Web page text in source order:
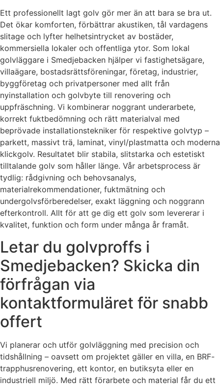
Ett professionellt lagt golv gör mer än att bara se bra ut.
Det ökar komforten, förbättrar akustiken, tål vardagens
slitage och lyfter helhetsintrycket av bostäder,
kommersiella lokaler och offentliga ytor. Som lokal
golvläggare i Smedjebacken hjälper vi fastighetsägare,
villaägare, bostadsrättsföreningar, företag, industrier,
byggföretag och privatpersoner med allt från
nyinstallation och golvbyte till renovering och
uppfräschning. Vi kombinerar noggrant underarbete,
korrekt fuktbedömning och rätt materialval med
beprövade installationstekniker för respektive golvtyp –
parkett, massivt trä, laminat, vinyl/plastmatta och moderna
klickgolv. Resultatet blir stabila, slitstarka och estetiskt
tilltalande golv som håller länge. Vår arbetsprocess är
tydlig: rådgivning och behovsanalys,
materialrekommendationer, fuktmätning och
undergolvsförberedelser, exakt läggning och noggrann
efterkontroll. Allt för att ge dig ett golv som levererar i
kvalitet, funktion och form under många år framåt.
Letar du golvproffs i
Smedjebacken? Skicka din
förfrågan via
kontaktformuläret för snabb
offert
Vi planerar och utför golvläggning med precision och
tidshållning – oavsett om projektet gäller en villa, en BRF-
trapphusrenovering, ett kontor, en butiksyta eller en
industriell miljö. Med rätt förarbete och material får du ett